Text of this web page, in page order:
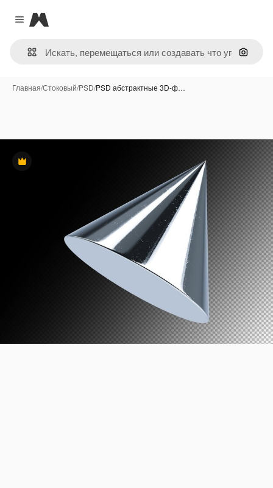
Close menu
Magnific
Поиск
Главная/Стоковый/PSD/PSD абстрактные 3D-ф…
Премиум